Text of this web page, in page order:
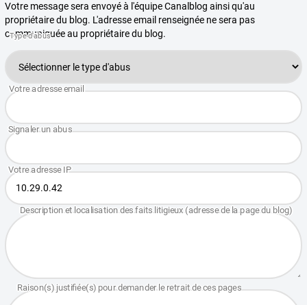
Votre message sera envoyé à l'équipe Canalblog ainsi qu'au
propriétaire du blog. L'adresse email renseignée ne sera pas
communiquée au propriétaire du blog.